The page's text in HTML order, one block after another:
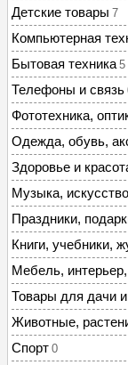
Детские товары 7
Компьютерная
Бытовая техника 5
Телефоны и связь
Фототехника,
Одежда, обувь,
Здоровье и
Музыка, искусство
Праздники,
Книги, учебники,
Мебель,
Товары для дачи
Животные,
Спорт 0